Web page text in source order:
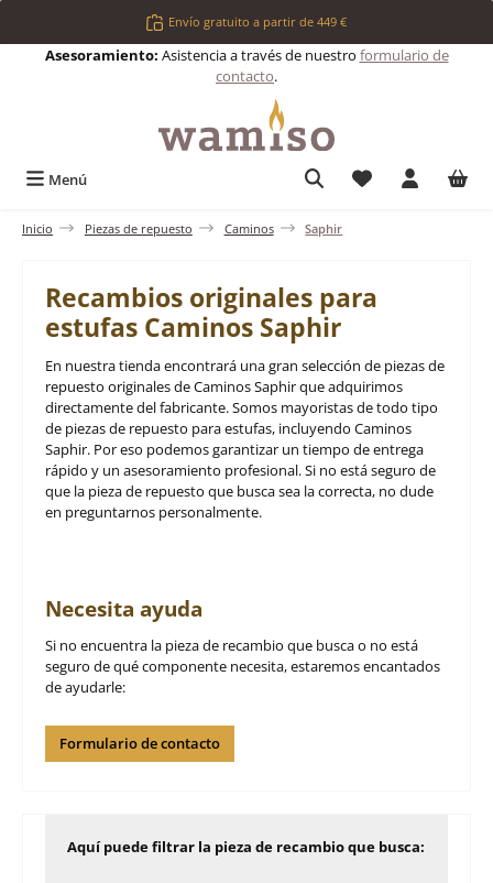
Saltar al contenido principalEnvío gratuito a partir de 449 €
Asesoramiento: Asistencia a través de nuestro formulario de
contacto.
Menú Tienes 0
Inicio Piezas de repuesto Caminos Saphir
Recambios originales para
estufas Caminos Saphir
En nuestra tienda encontrará una gran selección de piezas de
repuesto originales de Caminos Saphir que adquirimos
directamente del fabricante. Somos mayoristas de todo tipo
de piezas de repuesto para estufas, incluyendo Caminos
Saphir. Por eso podemos garantizar un tiempo de entrega
rápido y un asesoramiento profesional. Si no está seguro de
que la pieza de repuesto que busca sea la correcta, no dude
en preguntarnos personalmente.
Necesita ayuda
Si no encuentra la pieza de recambio que busca o no está
seguro de qué componente necesita, estaremos encantados
de ayudarle:
Formulario de contacto
Aquí puede filtrar la pieza de recambio que busca: